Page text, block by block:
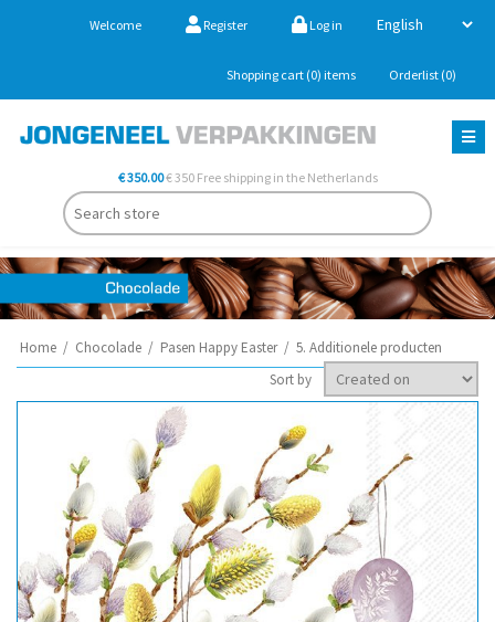
Welcome Register Log in
Shopping cart (0) items Orderlist (0)
€ 350.00€ 350 Free shipping in the Netherlands
Home / Chocolade / Pasen Happy Easter / 5. Additionele producten
Sort by